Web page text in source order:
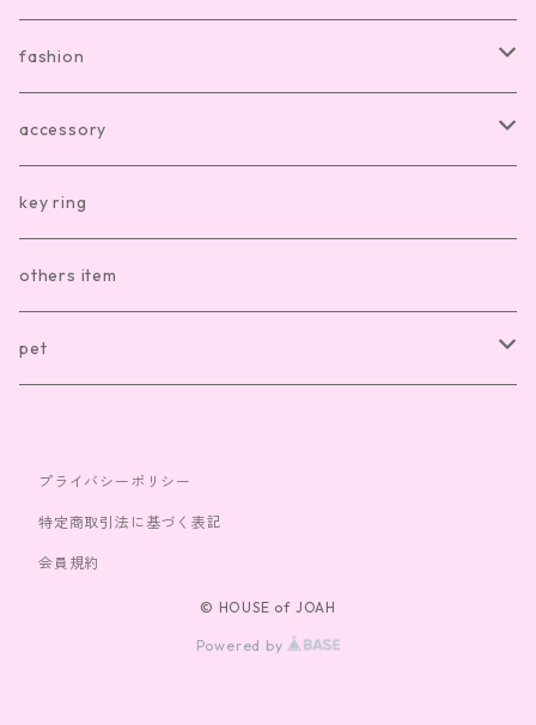
room shoes
living item other
dishware
cutlery
kitchen item other
fashion
room wear
clothes
sox
bag
accessory
hair accesory
necklace
ring
key ring
others item
pet
toy
プライバシーポリシー
特定商取引法に基づく表記
会員規約
© HOUSE of JOAH
Powered by